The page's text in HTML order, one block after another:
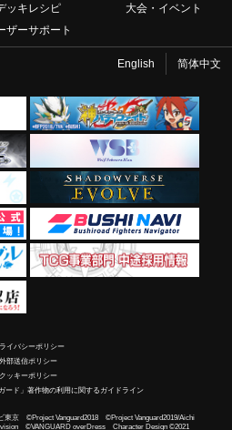
ッキレシピ
大会・イベント
ザーサポート
English 简体中文
イバシーポリシー
外部送信ポリシー
クッキーポリシー
ード」著作物の利用に関するガイドライン
京 ©Project Vanguard2018 ©Project Vanguard2019/Aichi
©VANGUARD overDress Character Design ©2021